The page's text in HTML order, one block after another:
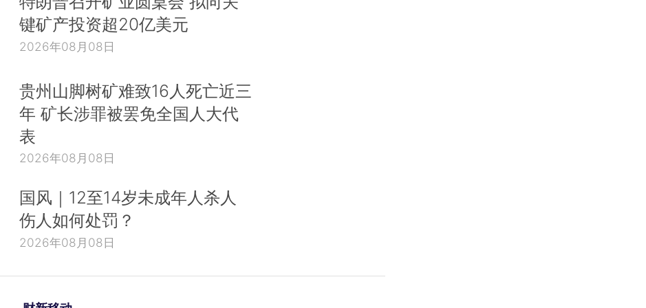
键矿产投资超20亿美元
2026年08月08日
贵州山脚树矿难致16人死亡近三
年 矿长涉罪被罢免全国人大代
表
2026年08月08日
国风｜12至14岁未成年人杀人
伤人如何处罚？
2026年08月08日